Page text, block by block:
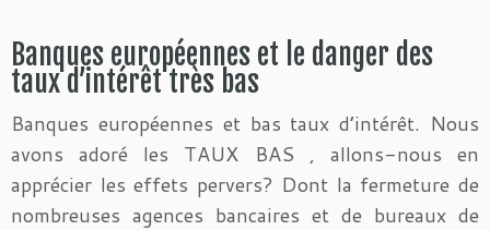
Banques européennes et le danger des
taux d’intérêt très bas
Banques européennes et bas taux d’intérêt. Nous
avons adoré les TAUX BAS , allons-nous en
apprécier les effets pervers? Dont la fermeture de
nombreuses agences bancaires et de bureaux de